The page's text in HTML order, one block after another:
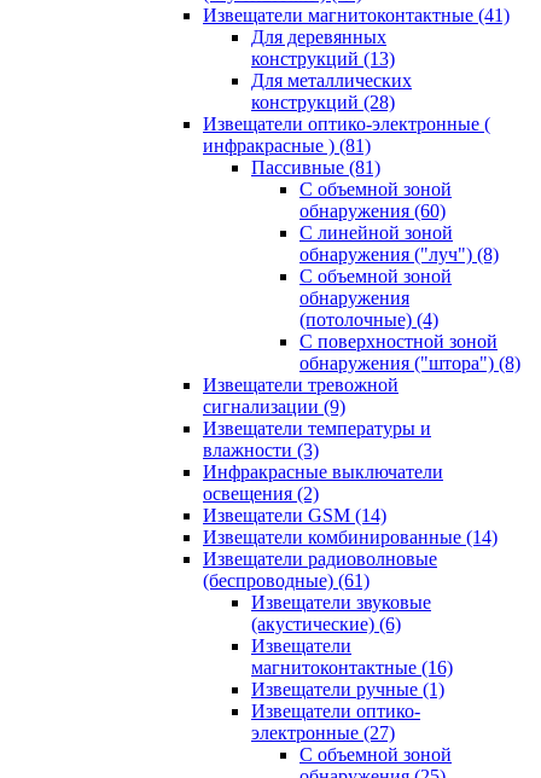
Извещатели магнитоконтактные (41)
Для деревянных
конструкций (13)
Для металлических
конструкций (28)
Извещатели оптико-электронные (
инфракрасные ) (81)
Пассивные (81)
С объемной зоной
обнаружения (60)
С линейной зоной
обнаружения ("луч") (8)
С объемной зоной
обнаружения
(потолочные) (4)
С поверхностной зоной
обнаружения ("штора") (8)
Извещатели тревожной
сигнализации (9)
Извещатели температуры и
влажности (3)
Инфракрасные выключатели
освещения (2)
Извещатели GSM (14)
Извещатели комбинированные (14)
Извещатели радиоволновые
(беспроводные) (61)
Извещатели звуковые
(акустические) (6)
Извещатели
магнитоконтактные (16)
Извещатели ручные (1)
Извещатели оптико-
электронные (27)
С объемной зоной